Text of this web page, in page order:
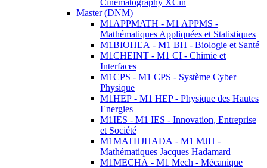
Cinematography XCin
Master (DNM)
M1APPMATH - M1 APPMS -
Mathématiques Appliquées et Statistiques
M1BIOHEA - M1 BH - Biologie et Santé
M1CHEINT - M1 CI - Chimie et
Interfaces
M1CPS - M1 CPS - Système Cyber
Physique
M1HEP - M1 HEP - Physique des Hautes
Energies
M1IES - M1 IES - Innovation, Entreprise
et Société
M1MATHJHADA - M1 MJH -
Mathématiques Jacques Hadamard
M1MECHA - M1 Mech - Mécanique